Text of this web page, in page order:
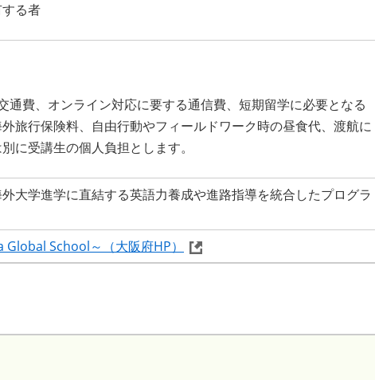
る者
通費、オンライン対応に要する通信費、短期留学に必要となる
旅行保険料、自由行動やフィールドワーク時の昼食代、渡航に
に受講生の個人負担とします。
大学進学に直結する英語力養成や進路指導を統合したプログラ
School～（大阪府HP）